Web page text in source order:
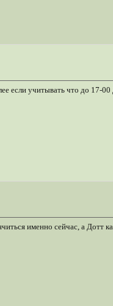
если учитывать что до 17-
именно сейчас, а Дотт